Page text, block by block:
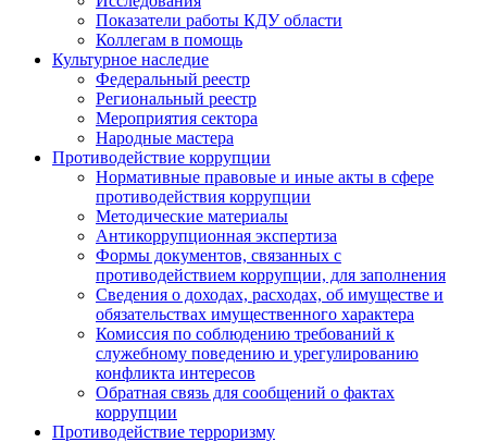
Показатели работы КДУ области
Коллегам в помощь
Культурное наследие
Федеральный реестр
Региональный реестр
Мероприятия сектора
Народные мастера
Противодействие коррупции
Нормативные правовые и иные акты в сфере
противодействия коррупции
Методические материалы
Антикоррупционная экспертиза
Формы документов, связанных с
противодействием коррупции, для заполнения
Сведения о доходах, расходах, об имуществе и
обязательствах имущественного характера
Комиссия по соблюдению требований к
служебному поведению и урегулированию
конфликта интересов
Обратная связь для сообщений о фактах
коррупции
Противодействие терроризму